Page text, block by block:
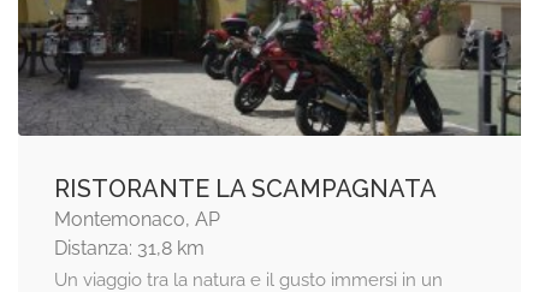
RISTORANTE LA SCAMPAGNATA
Montemonaco, AP
Distanza: 31,8 km
Un viaggio tra la natura e il gusto immersi in un